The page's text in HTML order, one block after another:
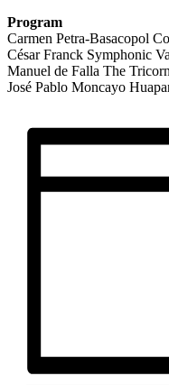
Program
Carmen Petra-Basacopol
César Franck Symphonic
Manuel de Falla The Tricorn
José Pablo Moncayo